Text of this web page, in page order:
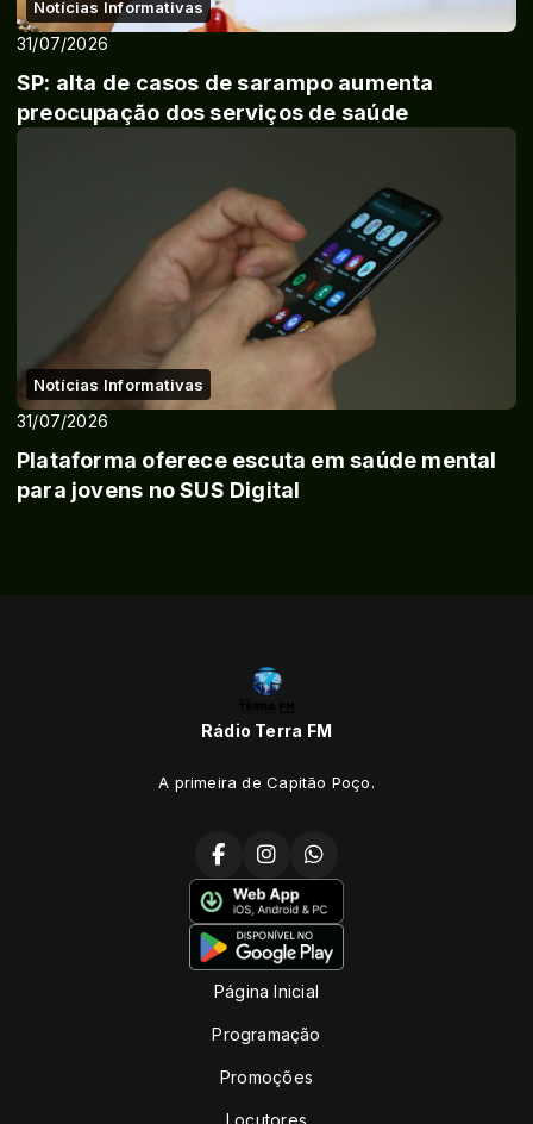
Notícias Informativas
31/07/2026
SP: alta de casos de sarampo aumenta
preocupação dos serviços de saúde
Notícias Informativas
31/07/2026
Plataforma oferece escuta em saúde mental
para jovens no SUS Digital
Rádio Terra FM
A primeira de Capitão Poço.
Página Inicial
Programação
Promoções
Locutores